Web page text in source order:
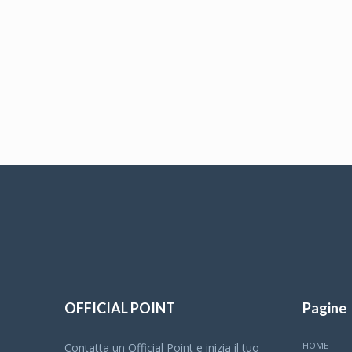
OFFICIAL POINT
Contatta un Official Point e inizia il tuo
Pagine
HOME